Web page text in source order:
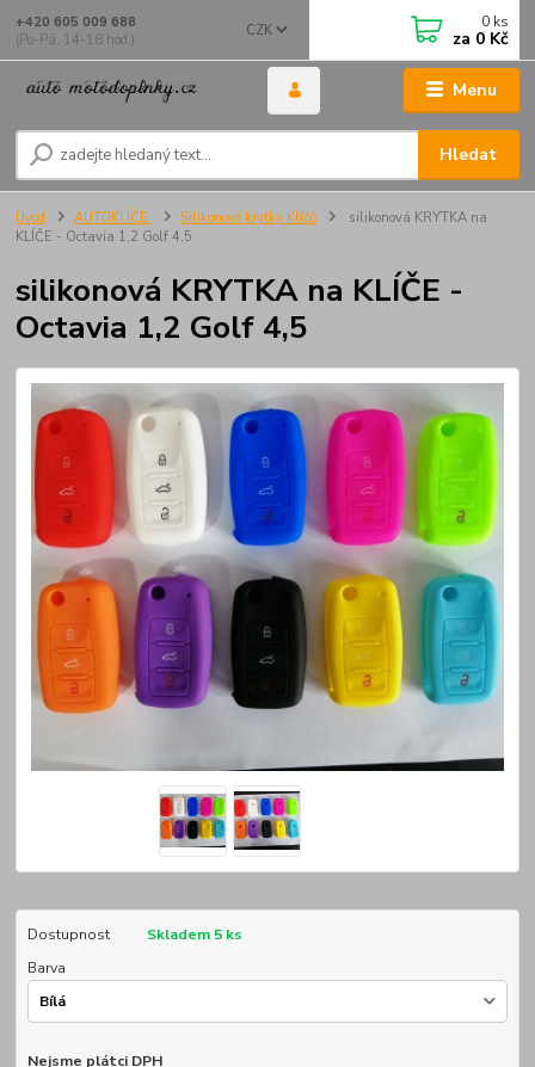
Menu
CZK
Hledat
+420 605 009 688
(Po-Pá, 14-18 hod.)
0 ks
za 0 Kč
Úvod AUTOKLÍČE Silikonové krytky Klíčů
silikonová KRYTKA na
KLÍČE - Octavia 1,2 Golf 4,5
silikonová KRYTKA na KLÍČE -
Octavia 1,2 Golf 4,5
Dostupnost
Skladem 5 ks
Barva
Nejsme plátci DPH